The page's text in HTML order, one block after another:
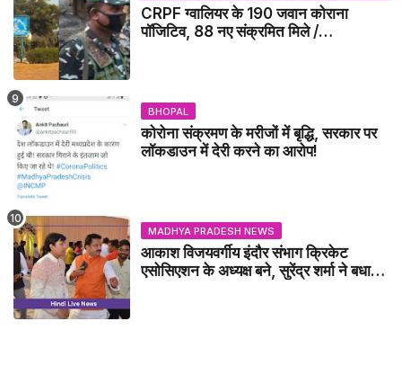
CRPF ग्वालियर के 190 जवान कोराना
पॉजिटिव, 88 नए संक्रमित मिले /
BHOPAL
कोरोना संक्रमण के मरीजों में बृद्धि, सरकार पर
लॉकडाउन में देरी करने का आरोप!
MADHYA PRADESH NEWS
आकाश विजयवर्गीय इंदौर संभाग क्रिकेट
एसोसिएशन के अध्यक्ष बने, सुरेंद्र शर्मा ने बधाई